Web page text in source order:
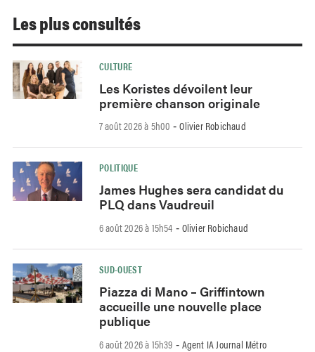
Les plus consultés
CULTURE
Les Koristes dévoilent leur
première chanson originale
7 août 2026 à 5h00 -Olivier Robichaud
POLITIQUE
James Hughes sera candidat du
PLQ dans Vaudreuil
6 août 2026 à 15h54 - Olivier Robichaud
SUD-OUEST
Piazza di Mano – Griffintown
accueille une nouvelle place
publique
6 août 2026 à 15h39 - Agent IA Journal Métro